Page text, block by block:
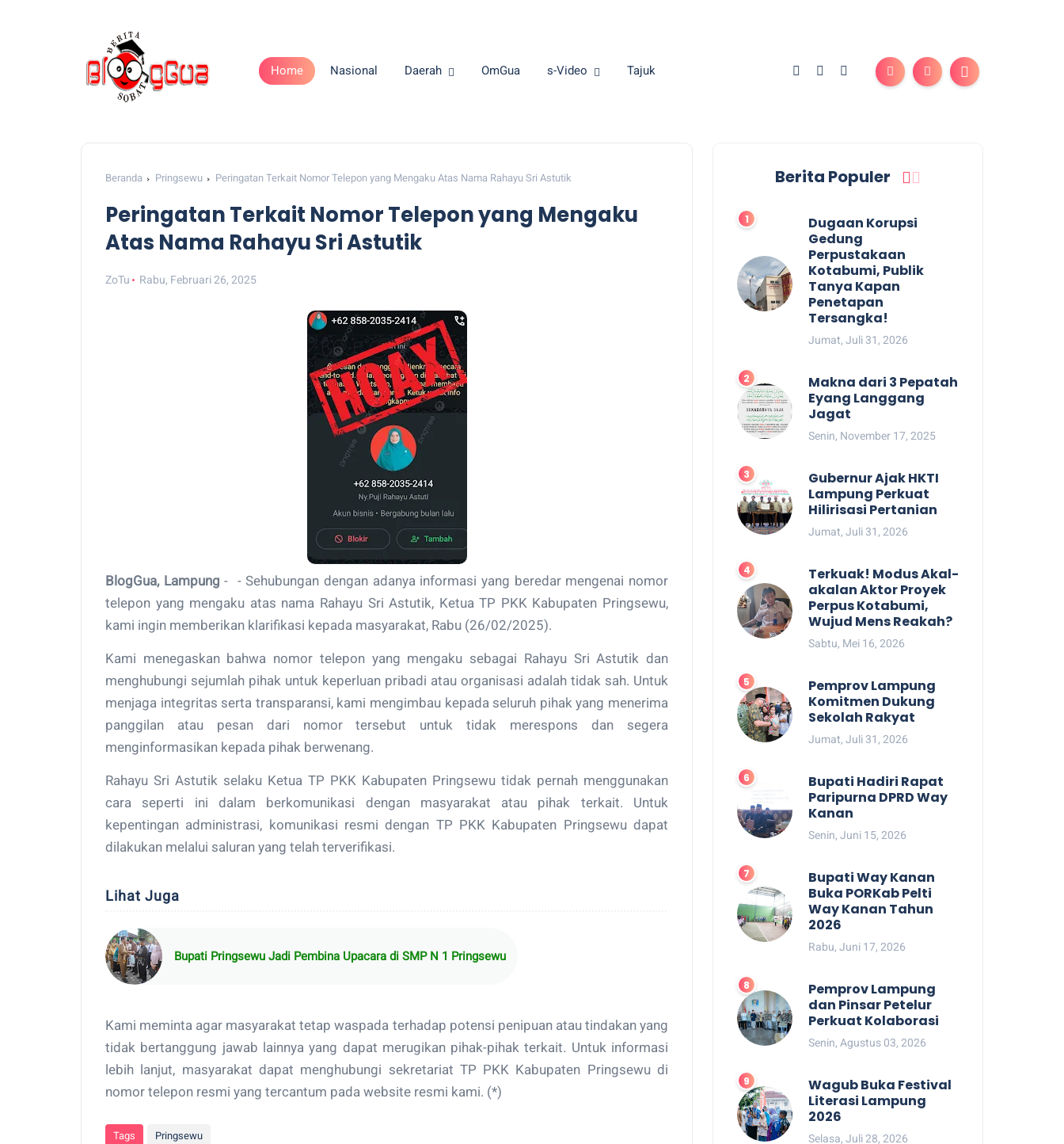
Home Nasional Daerah OmGua s-Video Tajuk
Beranda Pringsewu Peringatan Terkait Nomor Telepon yang Mengaku Atas Nama Rahayu Sri Astutik
Peringatan Terkait Nomor Telepon yang Mengaku
Atas Nama Rahayu Sri Astutik
ZoTu Rabu, Februari 26, 2025
BlogGua, Lampung - - Sehubungan dengan adanya informasi yang beredar mengenai nomor
telepon yang mengaku atas nama Rahayu Sri Astutik, Ketua TP PKK Kabupaten Pringsewu,
kami ingin memberikan klarifikasi kepada masyarakat, Rabu (26/02/2025).
Kami menegaskan bahwa nomor telepon yang mengaku sebagai Rahayu Sri Astutik dan
menghubungi sejumlah pihak untuk keperluan pribadi atau organisasi adalah tidak sah. Untuk
menjaga integritas serta transparansi, kami mengimbau kepada seluruh pihak yang menerima
panggilan atau pesan dari nomor tersebut untuk tidak merespons dan segera
menginformasikan kepada pihak berwenang.
Rahayu Sri Astutik selaku Ketua TP PKK Kabupaten Pringsewu tidak pernah menggunakan
cara seperti ini dalam berkomunikasi dengan masyarakat atau pihak terkait. Untuk
kepentingan administrasi, komunikasi resmi dengan TP PKK Kabupaten Pringsewu dapat
dilakukan melalui saluran yang telah terverifikasi.
Lihat Juga
Bupati Pringsewu Jadi Pembina Upacara di SMP N 1 Pringsewu
Kami meminta agar masyarakat tetap waspada terhadap potensi penipuan atau tindakan yang
tidak bertanggung jawab lainnya yang dapat merugikan pihak-pihak terkait. Untuk informasi
lebih lanjut, masyarakat dapat menghubungi sekretariat TP PKK Kabupaten Pringsewu di
nomor telepon resmi yang tercantum pada website resmi kami. (*)
Tags Pringsewu
Berita Populer
Dugaan Korupsi
Gedung
Perpustakaan
Kotabumi, Publik
Tanya Kapan
Penetapan
Tersangka!
Jumat, Juli 31, 2026
Makna dari 3 Pepatah
Eyang Langgang
Jagat
Senin, November 17, 2025
Gubernur Ajak HKTI
Lampung Perkuat
Hilirisasi Pertanian
Jumat, Juli 31, 2026
Terkuak! Modus Akal-
akalan Aktor Proyek
Perpus Kotabumi,
Wujud Mens Reakah?
Sabtu, Mei 16, 2026
Pemprov Lampung
Komitmen Dukung
Sekolah Rakyat
Jumat, Juli 31, 2026
Bupati Hadiri Rapat
Paripurna DPRD Way
Kanan
Senin, Juni 15, 2026
Bupati Way Kanan
Buka PORKab Pelti
Way Kanan Tahun
2026
Rabu, Juni 17, 2026
Pemprov Lampung
dan Pinsar Petelur
Perkuat Kolaborasi
Senin, Agustus 03, 2026
Wagub Buka Festival
Literasi Lampung
2026
Selasa, Juli 28, 2026